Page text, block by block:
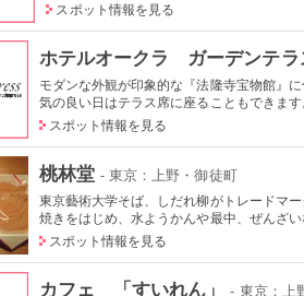
スポット情報を見る
ホテルオークラ ガーデンテラ
モダンな外観が印象的な『法隆寺宝物館』
気の良い日はテラス席に座ることもできま
スポット情報を見る
桃林堂 - 東京：上野・御徒町
東京藝術大学そば、しだれ柳がトレードマ
焼きをはじめ、水ようかんや最中、ぜんざ
スポット情報を見る
カフェ 「すいれん」 - 東京：上